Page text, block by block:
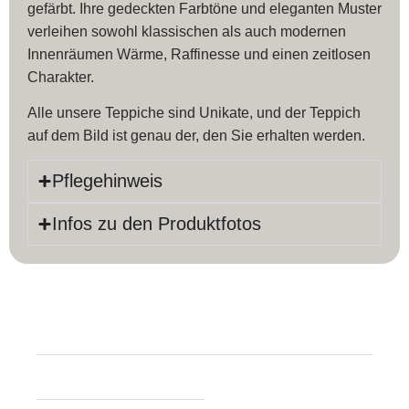
gefärbt. Ihre gedeckten Farbtöne und eleganten Muster
verleihen sowohl klassischen als auch modernen
Innenräumen Wärme, Raffinesse und einen zeitlosen
Charakter.
Alle unsere Teppiche sind Unikate, und der Teppich
auf dem Bild ist genau der, den Sie erhalten werden.
Pflegehinweis
Infos zu den Produktfotos
Länge:238 cm
Breite:172 cm
Farbe:Beige